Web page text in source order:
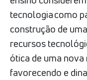
tecnologia como
construção de
recursos
ótica de uma
favorecendo e